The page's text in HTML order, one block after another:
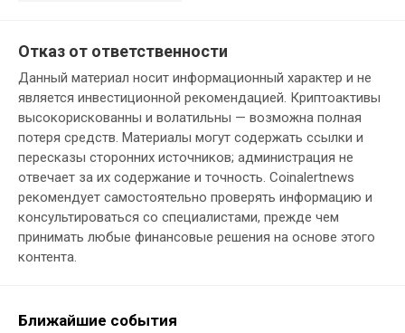
Отказ от ответственности
Данный материал носит информационный характер и не
является инвестиционной рекомендацией. Криптоактивы
высокорискованны и волатильны — возможна полная
потеря средств. Материалы могут содержать ссылки и
пересказы сторонних источников; администрация не
отвечает за их содержание и точность. Coinalertnews
рекомендует самостоятельно проверять информацию и
консультироваться со специалистами, прежде чем
принимать любые финансовые решения на основе этого
контента.
Ближайшие события